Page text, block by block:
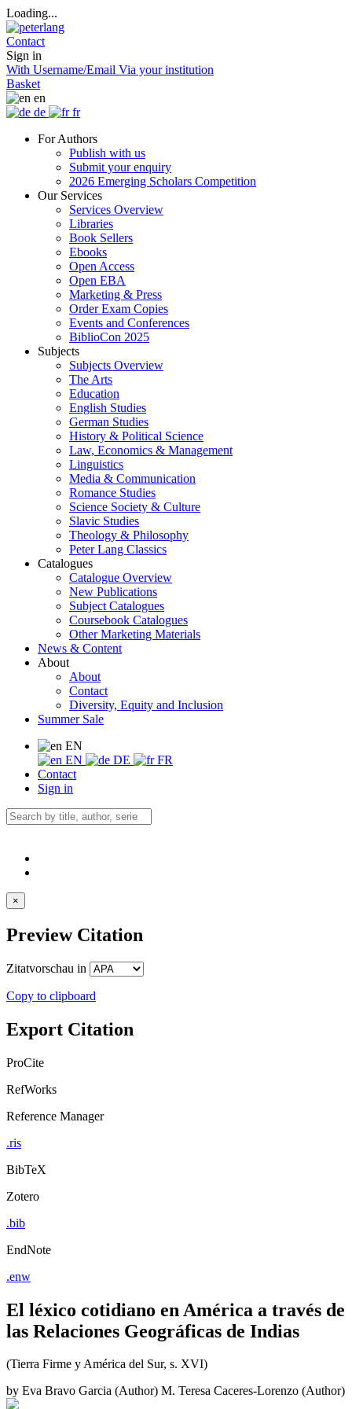
Loading...
Contact
Sign in
With Username/Email Via your institution
Basket
en
de
fr
For Authors
Publish with us
Submit your enquiry
2026 Emerging Scholars Competition
Our Services
Services Overview
Libraries
Book Sellers
Ebooks
Open Access
Open EBA
Marketing & Press
Order Exam Copies
Events and Conferences
BiblioCon 2025
Subjects
Subjects Overview
The Arts
Education
English Studies
German Studies
History & Political Science
Law, Economics & Management
Linguistics
Media & Communication
Romance Studies
Science Society & Culture
Slavic Studies
Theology & Philosophy
Peter Lang Classics
Catalogues
Catalogue Overview
New Publications
Subject Catalogues
Coursebook Catalogues
Other Marketing Materials
News & Content
About
About
Contact
Diversity, Equity and Inclusion
Summer Sale
EN
EN
DE
FR
Contact
Sign in
×
Preview Citation
Zitatvorschau in
Copy to clipboard
Export Citation
ProCite
RefWorks
Reference Manager
.ris
BibTeX
Zotero
.bib
EndNote
.enw
El léxico cotidiano en América a través de
las Relaciones Geográficas de Indias
(Tierra Firme y América del Sur, s. XVI)
by Eva Bravo Garcia (Author) M. Teresa Caceres-Lorenzo (Author)